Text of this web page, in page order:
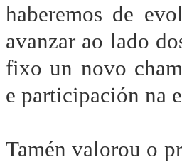
haberemos de
avanzar ao lado
fixo un novo
e participación na
Tamén valorou o